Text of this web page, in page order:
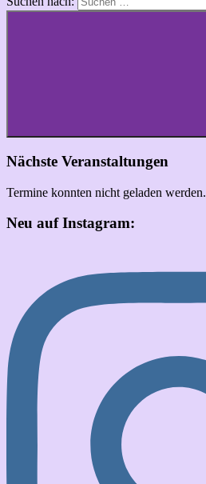
Nächste Veranstaltungen
Termine konnten nicht geladen werden.
Neu auf Instagram: